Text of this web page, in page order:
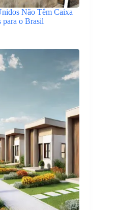
Não Têm Caixa
para o Brasil